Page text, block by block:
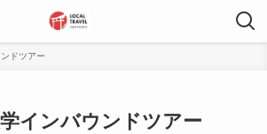
ドツアー
インバウンドツアー